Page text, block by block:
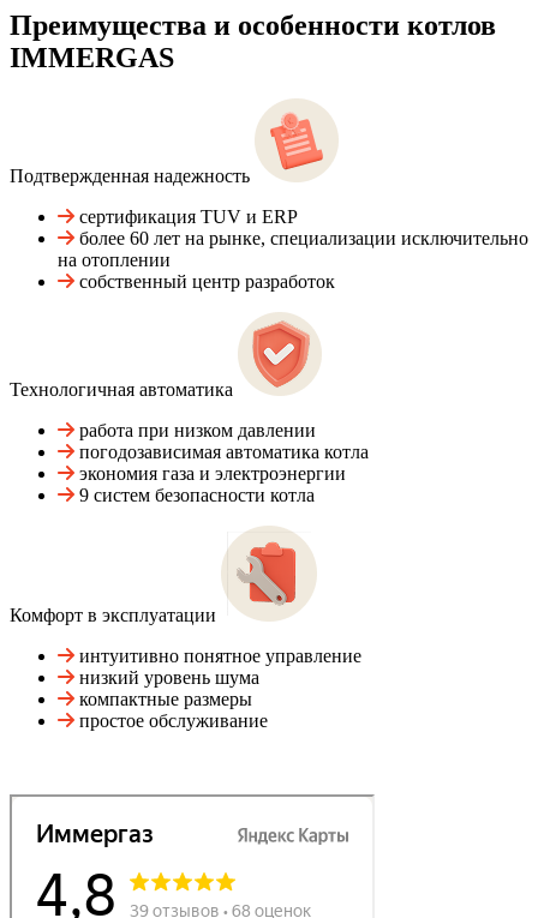
Преимущества и особенности котлов
IMMERGAS
Подтвержденная надежность
сертификация TUV и ERP
более 60 лет на рынке, специализации исключительно
на отоплении
собственный центр разработок
Технологичная автоматика
работа при низком давлении
погодозависимая автоматика котла
экономия газа и электроэнергии
9 систем безопасности котла
Комфорт в эксплуатации
интуитивно понятное управление
низкий уровень шума
компактные размеры
простое обслуживание